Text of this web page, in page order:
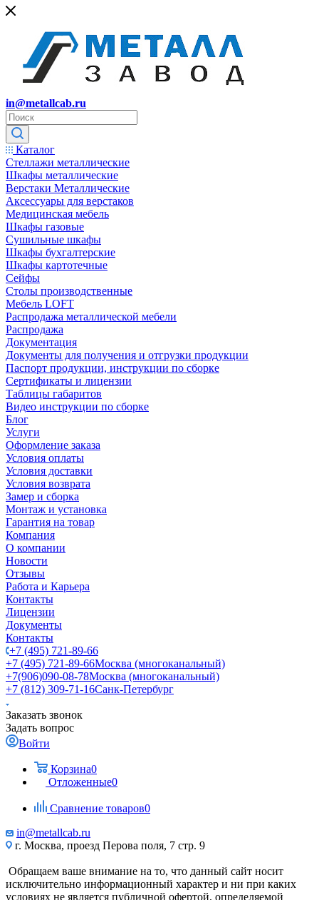
in@metallcab.ru
Каталог
Стеллажи металлические
Шкафы металлические
Верстаки Металлические
Аксессуары для верстаков
Медицинская мебель
Шкафы газовые
Сушильные шкафы
Шкафы бухгалтерские
Шкафы картотечные
Сейфы
Столы производственные
Мебель LOFT
Распродажа металлической мебели
Распродажа
Документация
Документы для получения и отгрузки продукции
Паспорт продукции, инструкции по сборке
Сертификаты и лицензии
Таблицы габаритов
Видео инструкции по сборке
Блог
Услуги
Оформление заказа
Условия оплаты
Условия доставки
Условия возврата
Замер и сборка
Монтаж и установка
Гарантия на товар
Компания
О компании
Новости
Отзывы
Работа и Карьера
Контакты
Лицензии
Документы
Контакты
+7 (495) 721-89-66
+7 (495) 721-89-66Москва (многоканальный)
+7(906)090-08-78Москва (многоканальный)
+7 (812) 309-71-16Санк-Петербург
Заказать звонок
Задать вопрос
Войти
Корзина0
Отложенные0
Сравнение товаров0
in@metallcab.ru
г. Москва, проезд Перова поля, 7 стр. 9
Обращаем ваше внимание на то, что данный сайт носит
исключительно информационный характер и ни при каких
условиях не является публичной офертой, определяемой